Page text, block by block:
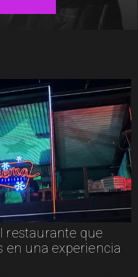
restaurante que
en una experiencia